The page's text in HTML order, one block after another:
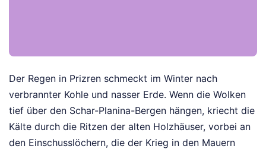
Der Regen in Prizren schmeckt im Winter nach
verbrannter Kohle und nasser Erde. Wenn die Wolken
tief über den Schar-Planina-Bergen hängen, kriecht die
Kälte durch die Ritzen der alten Holzhäuser, vorbei an
den Einschusslöchern, die der Krieg in den Mauern